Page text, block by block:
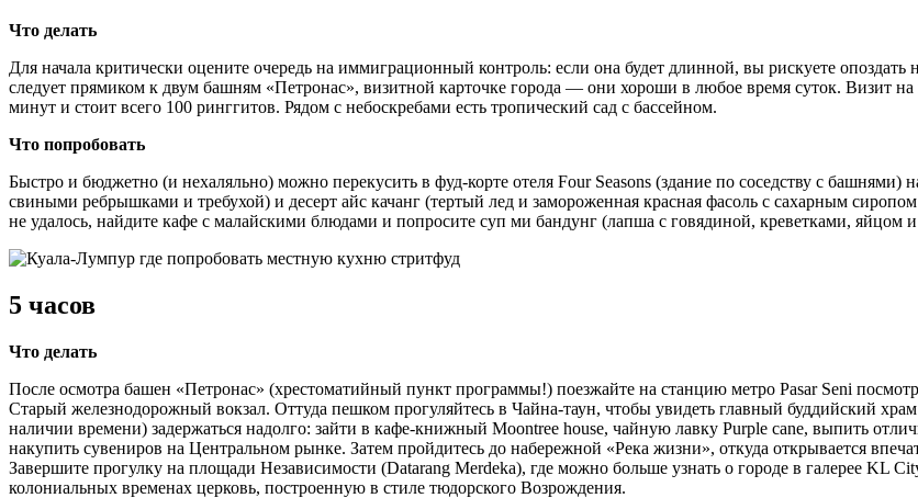
Что делать
Для начала критически оцените очередь на иммиграционный контроль: если она будет длинной, вы рискуете
следует прямиком к двум башням «Петронас», визитной карточке города — они хороши в любое время суток. Визит
минут и стоит всего 100 ринггитов. Рядом с небоскребами есть тропический сад с бассейном.
Что попробовать
Быстро и бюджетно (и нехаляльно) можно перекусить в фуд-корте отеля Four Seasons (здание по соседству с башнями)
свиными ребрышками и требухой) и десерт айс качанг (тертый лед и замороженная красная фасоль с сахарным
не удалось, найдите кафе с малайскими блюдами и попросите суп ми бандунг (лапша с говядиной, креветками, яйцом
5 часов
Что делать
После осмотра башен «Петронас» (хрестоматийный пункт программы!) поезжайте на станцию метро Pasar Seni
Старый железнодорожный вокзал. Оттуда пешком прогуляйтесь в Чайна-таун, чтобы увидеть главный буддийский
наличии времени) задержаться надолго: зайти в кафе-книжный Moontree house, чайную лавку Purple cane, выпить
накупить сувениров на Центральном рынке. Затем пройдитесь до набережной «Река жизни», откуда открывается
Завершите прогулку на площади Независимости (Datarang Merdeka), где можно больше узнать о городе в галерее
колониальных временах церковь, построенную в стиле тюдорского Возрождения.